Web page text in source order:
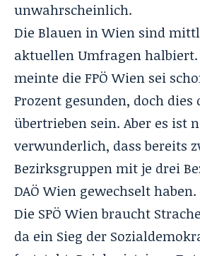
unwahrscheinlich.
Die Blauen in Wien sind
aktuellen Umfragen halbiert.
meinte die FPÖ Wien sei
Prozent gesunden, doch dies
übertrieben sein. Aber es ist
verwunderlich, dass bereits
Bezirksgruppen mit je drei
DAÖ Wien gewechselt haben.
Die SPÖ Wien braucht
da ein Sieg der